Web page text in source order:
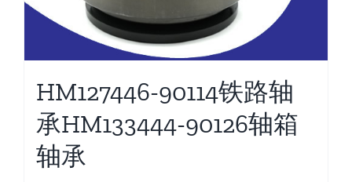
HM127446-90114铁路轴
承HM133444-90126轴箱
轴承